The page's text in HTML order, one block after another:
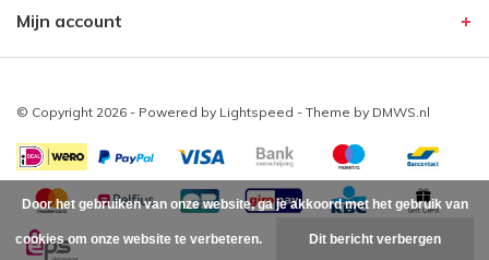
Mijn account
© Copyright 2026 - Powered by Lightspeed - Theme by DMWS.nl
Door het gebruiken van onze website, ga je akkoord met het gebruik van
cookies om onze website te verbeteren. Dit bericht verbergen